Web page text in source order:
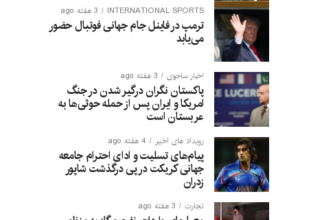
INTERNATIONAL SPORTS 3 هفته ago
ترمپ در فاینل جام جهانی فوتبال حضور
می‌یابد
اخبار ساحوی 3 هفته ago
پاکستان نگران درگیر شدن در جنگ
امریکا و ایران پس از حمله حوثی‌ها به
عربستان است
رویداد های اخیر 4 هفته ago
پیام‌های تسلیت و ادای احترام جامعه
جهانی کریکت در پی درگذشت شاپور
زدران
تجارت 3 هفته ago